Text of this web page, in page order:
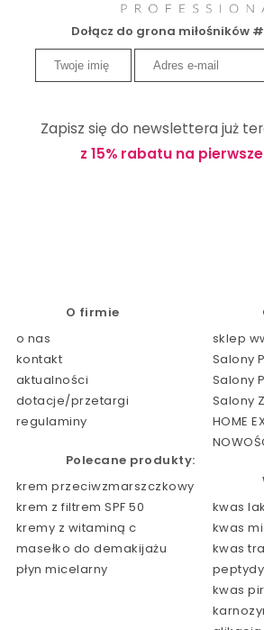
Dołącz do grona miłośników
Zapisz się do newslettera już
z 15% rabatu na
O firmie
o nas
kontakt
aktualności
dotacje/przetargi
regulaminy
Polecane produkty:
krem przeciwzmarszczkowy
krem z filtrem SPF 50
kremy z witaminą c
masełko do demakijażu
płyn micelarny
sklep
Salony
Salony
Salony
HOME
kwas
kwas
kwas
kwas